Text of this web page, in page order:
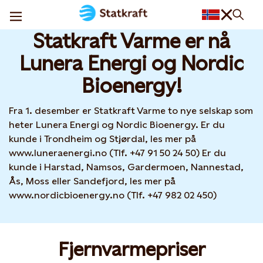
Statkraft Varme har fått nye eiere 08 DEC, 2025
Statkraft Varme er nå
Lunera Energi og Nordic
Bioenergy!
Fra 1. desember er Statkraft Varme to nye selskap som
heter Lunera Energi og Nordic Bioenergy. Er du
kunde i Trondheim og Stjørdal, les mer på
www.luneraenergi.no (Tlf. +47 91 50 24 50) Er du
kunde i Harstad, Namsos, Gardermoen, Nannestad,
Ås, Moss eller Sandefjord, les mer på
www.nordicbioenergy.no (Tlf. +47 982 02 450)
Fjernvarmepriser